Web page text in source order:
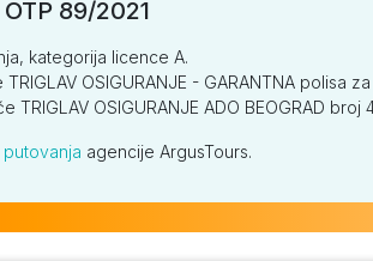
89/2021
kategorija licence A.
OSIGURANJE - GARANTNA polisa
TRIGLAV OSIGURANJE ADO BEOGRAD
agencije ArgusTours.